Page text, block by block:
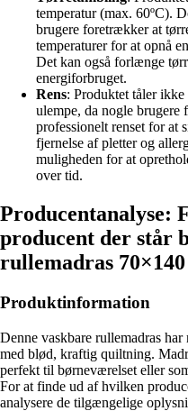
temperatur (max. 60ºC).
brugere foretrækker at
temperaturer for at opnå
Det kan også forlænge
energiforbruget.
Rens: Produktet tåler
ulempe, da nogle brugere
professionelt renset for at
fjernelse af pletter og
muligheden for at
over tid.
Producentanalyse:
producent der står
rullemadras
Produktinformation
Denne vaskbare rullemadras
med blød, kraftig quiltning.
perfekt til børneværelset eller
For at finde ud af hvilken
analysere de tilgængelige